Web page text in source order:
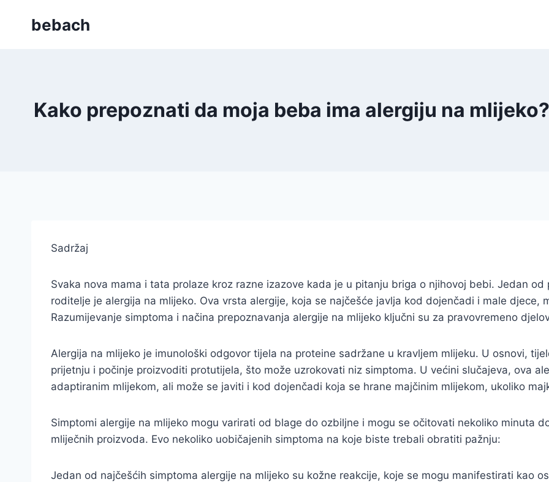
bebach
Kako prepoznati da moja beba ima alergiju na
Sadržaj
Svaka nova mama i tata prolaze kroz razne izazove kada je u pitanju briga o njihovoj bebi. Jedan
roditelje je alergija na mlijeko. Ova vrsta alergije, koja se najčešće javlja kod dojenčadi i male djece,
Razumijevanje simptoma i načina prepoznavanja alergije na mlijeko ključni su za pravovremeno
Alergija na mlijeko je imunološki odgovor tijela na proteine sadržane u kravljem mlijeku. U osnovi,
prijetnju i počinje proizvoditi protutijela, što može uzrokovati niz simptoma. U većini slučajeva, ova
adaptiranim mlijekom, ali može se javiti i kod dojenčadi koja se hrane majčinim mlijekom, ukoliko
Simptomi alergije na mlijeko mogu varirati od blage do ozbiljne i mogu se očitovati nekoliko minuta
mliječnih proizvoda. Evo nekoliko uobičajenih simptoma na koje biste trebali obratiti pažnju:
Jedan od najčešćih simptoma alergije na mlijeko su kožne reakcije, koje se mogu manifestirati kao